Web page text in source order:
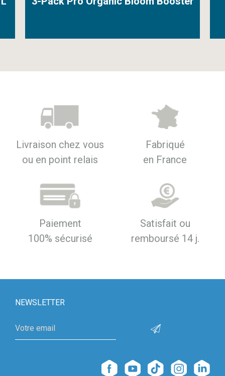
Livraison chez vous
ou en point relais
Fabriqué
en France
Paiement
100% sécurisé
Satisfait ou
remboursé 14 j.
NEWSLETTER